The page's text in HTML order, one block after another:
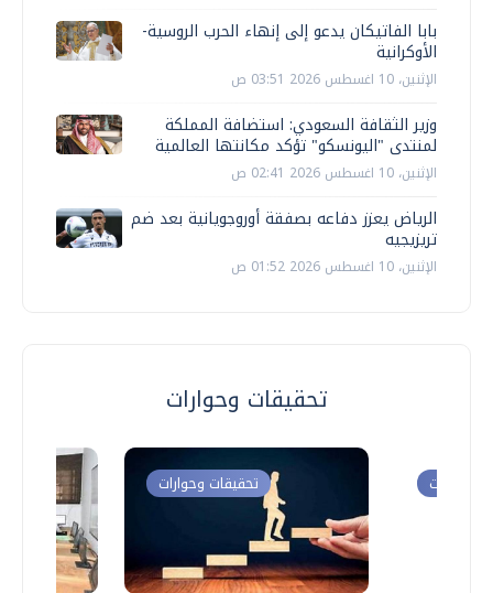
بابا الفاتيكان يدعو إلى إنهاء الحرب الروسية-
الأوكرانية
الإثنين، 10 اغسطس 2026 03:51 ص
وزير الثقافة السعودي: استضافة المملكة
لمنتدى "اليونسكو" تؤكد مكانتها العالمية
الإثنين، 10 اغسطس 2026 02:41 ص
الرياض يعزز دفاعه بصفقة أوروجويانية بعد ضم
تريزيجيه
الإثنين، 10 اغسطس 2026 01:52 ص
تحقيقات وحوارات
تحقيقات وحوارات وحوارات